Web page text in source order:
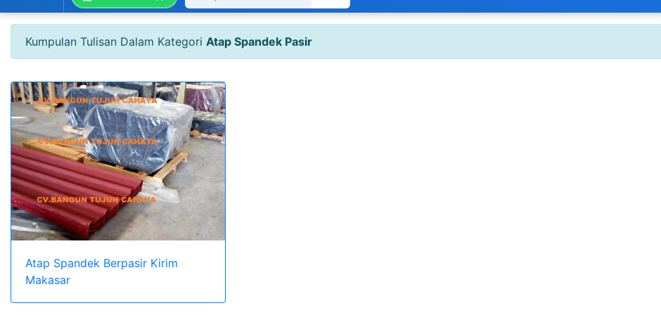
Kumpulan Tulisan Dalam Kategori Atap Spandek Pasir
Atap Spandek Berpasir Kirim
Makasar